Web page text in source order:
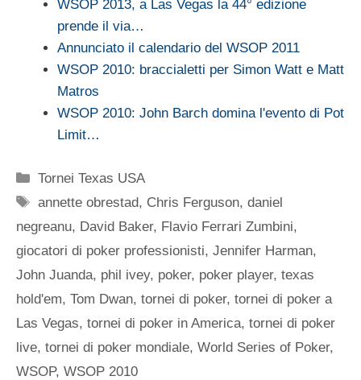
WSOP 2013, a Las Vegas la 44° edizione
prende il via…
Annunciato il calendario del WSOP 2011
WSOP 2010: braccialetti per Simon Watt e Matt
Matros
WSOP 2010: John Barch domina l'evento di Pot
Limit…
Categorie
Tornei Texas USA
Tag
annette obrestad, Chris Ferguson,daniel
negreanu, David Baker, Flavio Ferrari Zumbini,
giocatori di poker professionisti, Jennifer Harman,
John Juanda, phil ivey, poker, poker player, texas
hold'em, Tom Dwan, tornei di poker, tornei di poker a
Las Vegas, tornei di poker in America, tornei di poker
live, tornei di poker mondiale, World Series of Poker,
WSOP, WSOP 2010